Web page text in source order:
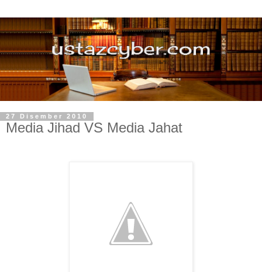
27 Disember 2010
Media Jihad VS Media Jahat